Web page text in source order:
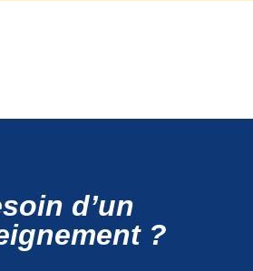
d’un
?